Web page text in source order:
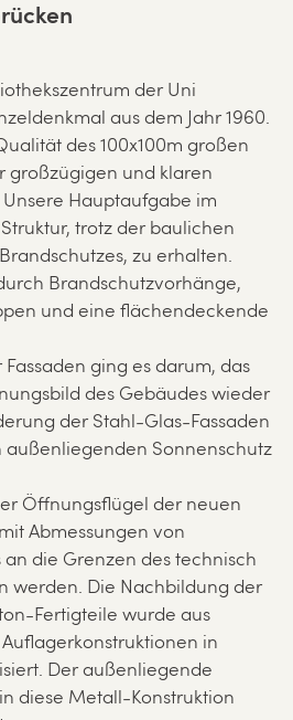
der Uni
aus dem Jahr 1960.
des 100x100m großen
großzügigen und klaren
Unsere Hauptaufgabe im
trotz der baulichen
zu erhalten.
Brandschutzvorhänge,
und eine flächendeckende
ging es darum, das
des Gebäudes wieder
der Stahl-Glas-Fassaden
Sonnenschutz
Öffnungsflügel der neuen
Abmessungen von
an die Grenzen des technisch
werden. Die Nachbildung der
Fertigteile wurde aus
in
Der außenliegende
diese Metall-Konstruktion